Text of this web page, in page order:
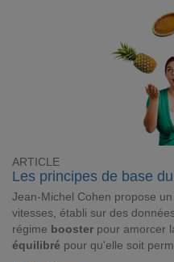
ARTICLE
Les principes de base
Jean-Michel Cohen propose un
vitesses, établi sur des
régime booster pour amorcer
équilibré pour qu'elle soit